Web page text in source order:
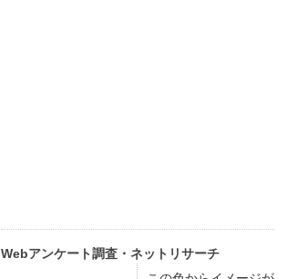
Webアンケート調査・ネットリサーチ